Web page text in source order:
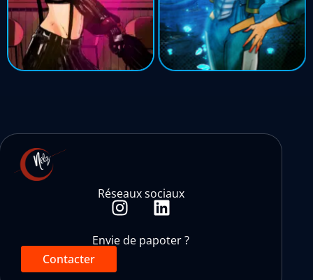
Réseaux sociaux
Envie de papoter ?
Contacter